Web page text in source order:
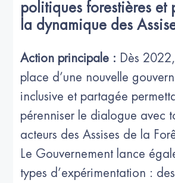
politiques forestières et
la dynamique des
Action principale : Dès
place d’une nouvelle
inclusive et partagée
pérenniser le dialogue avec
acteurs des Assises de la
Le Gouvernement lance
types d’expérimentation :